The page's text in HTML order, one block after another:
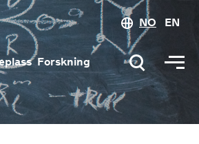
NO EN
Forskning